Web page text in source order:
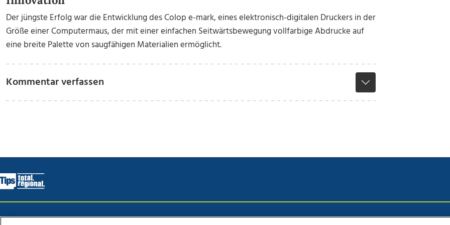
Der jüngste Erfolg war die Entwicklung des Colop e-mark, eines elektronisch-digitalen Druckers in der
Größe einer Computermaus, der mit einer einfachen Seitwärtsbewegung vollfarbige Abdrucke auf
eine breite Palette von saugfähigen Materialien ermöglicht.
Kommentar verfassen